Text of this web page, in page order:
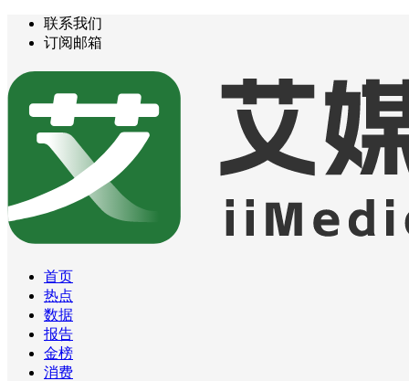
联系我们
订阅邮箱
首页
热点
数据
报告
金榜
消费